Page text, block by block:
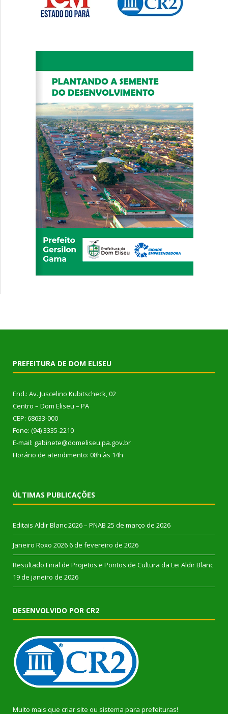
PREFEITURA DE DOM ELISEU
End.: Av. Juscelino Kubitscheck, 02
Centro – Dom Eliseu – PA
CEP: 68633-000
Fone: (94) 3335-2210
E-mail: gabinete@domeliseu.pa.gov.br
Horário de atendimento: 08h às 14h
ÚLTIMAS PUBLICAÇÕES
Editais Aldir Blanc 2026 – PNAB 25 de março de 2026
Janeiro Roxo 2026 6 de fevereiro de 2026
Resultado Final de Projetos e Pontos de Cultura da Lei Aldir Blanc
19 de janeiro de 2026
DESENVOLVIDO POR CR2
Muito mais que criar site ou sistema para prefeituras!